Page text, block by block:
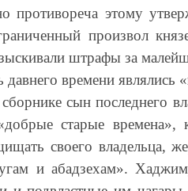
противореча этому
произвол
штрафы за
давнего времени
сын последнего
старые
своего
и абадзехам».